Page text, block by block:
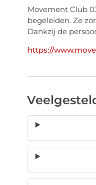
Movement Club
begeleiden. Ze
Dankzij de
https://